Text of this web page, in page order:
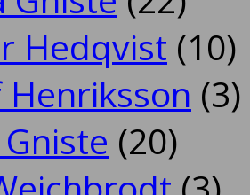
Hedqvist (10)
(3)
(20)